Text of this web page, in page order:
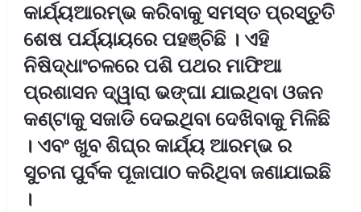
କାର୍ଯ୍ୟଆରମ୍ଭ କରିବାକୁ ସମସ୍ତ ପ୍ରସ୍ତୁତି
ଶେଷ ପର୍ଯ୍ୟାୟରେ ପହଞ୍ଚିଛି । ଏହି
ନିଷିଦ୍ଧାଂଚଳରେ ପଶି ପଥର ମାଫିଆ
ପ୍ରଶାସନ ଦ୍ୱାରା ଭଙ୍ଘା ଯାଇଥିବା ଓଜନ
କଣ୍ଟାକୁ ସଜାଡି ଦେଇଥିବା ଦେଖିବାକୁ ମିଳିଛି
। ଏବଂ ଖୁବ ଶିଘ୍ର କାର୍ଯ୍ୟ ଆରମ୍ଭ ର
ସୁଚନା ପୁର୍ବକ ପୂଜାପାଠ କରିଥିବା ଜଣାଯାଇଛି
।